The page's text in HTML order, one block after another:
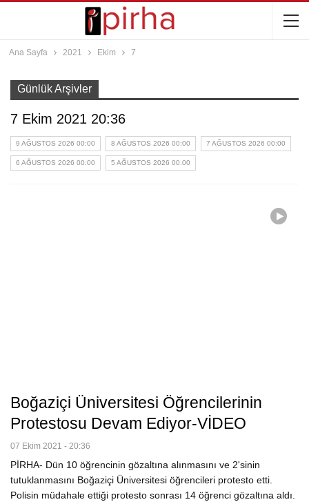
Ana Sayfa 2021 Ekim 7
Günlük Arşivler
7 Ekim 2021 20:36
9 AĞUSTOS 2026 00:00 8 AĞUSTOS 2026 00:00 7 AĞUSTOS 2026 00:00
6 AĞUSTOS 2026 00:00 5 AĞUSTOS 2026 00:00
Boğaziçi Üniversitesi Öğrencilerinin
Protestosu Devam Ediyor-VİDEO
07 Ekim 2021 - 20:36
PİRHA- Dün 10 öğrencinin gözaltına alınmasını ve 2'sinin
tutuklanmasını Boğaziçi Üniversitesi öğrencileri protesto etti.
Polisin müdahale ettiği protesto sonrası 14 öğrenci gözaltına aldı.